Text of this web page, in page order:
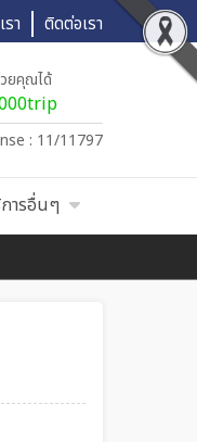
รา ติดต่อเรา
วยคุณได้
: 11/11797
ารอื่นๆ